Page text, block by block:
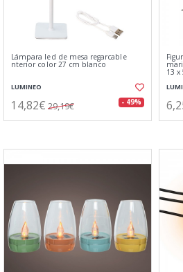
Lámpara led de mesa regarcable
nterior color 27 cm blanco
LUMINEO
14,82€ 29,19€ - 49%
13 x